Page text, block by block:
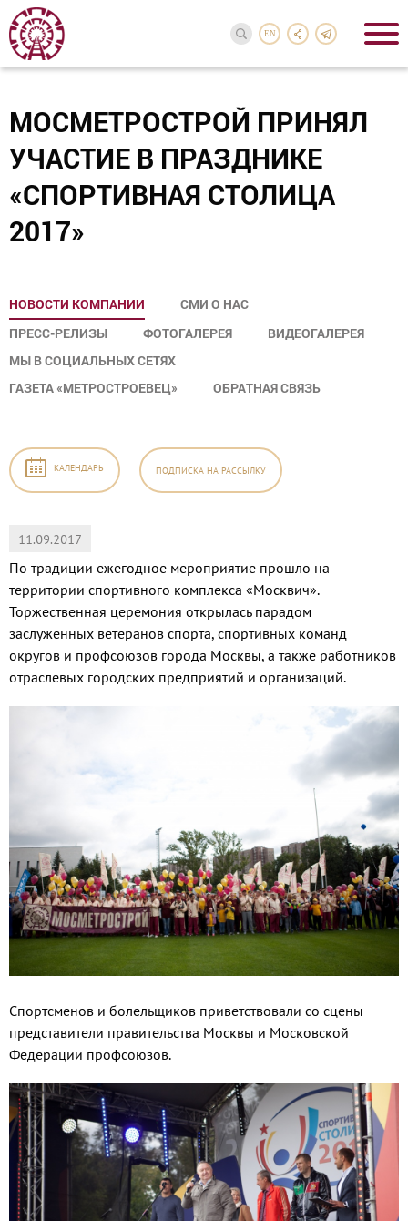
EN
МОСМЕТРОСТРОЙ ПРИНЯЛ
УЧАСТИЕ В ПРАЗДНИКЕ
«СПОРТИВНАЯ СТОЛИЦА
2017»
НОВОСТИ КОМПАНИИ
СМИ О НАС
ПРЕСС-РЕЛИЗЫ
ФОТОГАЛЕРЕЯ
ВИДЕОГАЛЕРЕЯ
МЫ В СОЦИАЛЬНЫХ СЕТЯХ
ГАЗЕТА «МЕТРОСТРОЕВЕЦ»
ОБРАТНАЯ СВЯЗЬ
КАЛЕНДАРЬ ПОДПИСКА НА РАССЫЛКУ
11.09.2017
По традиции ежегодное мероприятие прошло на
территории спортивного комплекса «Москвич».
Торжественная церемония открылась парадом
заслуженных ветеранов спорта, спортивных команд
округов и профсоюзов города Москвы, а также работников
отраслевых городских предприятий и организаций.
Спортсменов и болельщиков приветствовали со сцены
представители правительства Москвы и Московской
Федерации профсоюзов.